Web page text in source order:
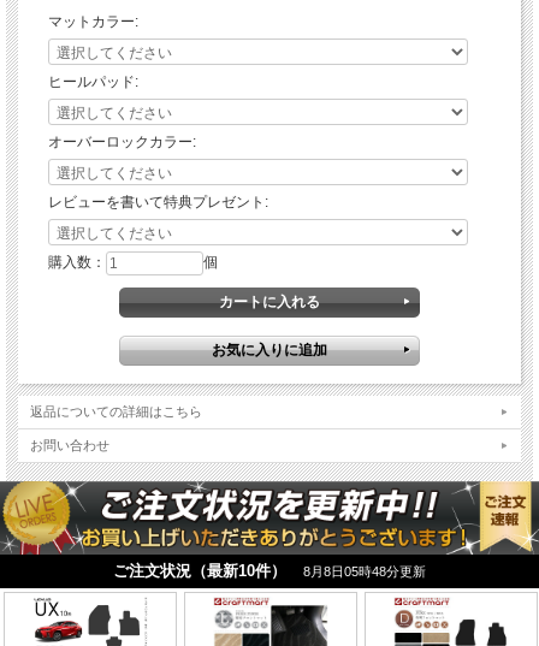
マットカラー:
ヒールパッド:
オーバーロックカラー:
レビューを書いて特典プレゼント:
購入数： 個
返品についての詳細はこちら
お問い合わせ